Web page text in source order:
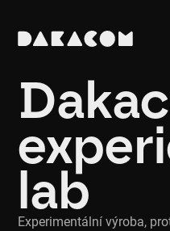
lab
Experimentální výroba,